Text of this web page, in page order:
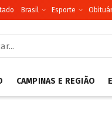
Brasil Esporte
CAMPINAS E REGIÃO